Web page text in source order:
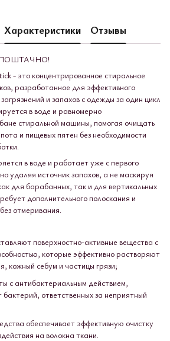
Характеристики Отзывы
- это концентрированное стиральное
разработанное для эффективного
и запахов с одежды за один цикл
в воде и равномерно
стиральной машины, помогая очищать
и пищевых пятен без необходимости
в воде и работает уже с первого
удаляя источник запахов, а не маскируя
для барабанных, так и для вертикальных
дополнительного полоскания и
отмеривания.
поверхностно-активные вещества с
которые эффективно растворяют
кожный себум и частицы грязи;
с антибактериальным действием,
ответственных за неприятный
обеспечивает эффективную очистку
на волокна ткани.